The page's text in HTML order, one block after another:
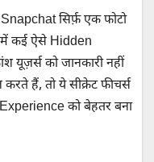
सिर्फ़ एक फोटो
कई ऐसे Hidden
यूज़र्स को जानकारी नहीं
हैं, तो ये सीक्रेट फीचर्स
को बेहतर बना